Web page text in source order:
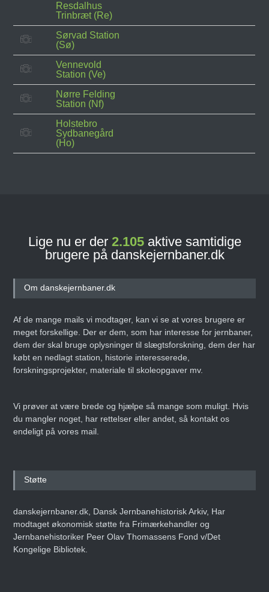
Resdalhus
Trinbræt (Re)
Sørvad Station
(Sø)
Vennevold
Station (Ve)
Nørre Felding
Station (Nf)
Holstebro
Sydbanegård
(Ho)
Lige nu er der 2.105aktive samtidige
brugere på danskejernbaner.dk
Om danskejernbaner.dk
Af de mange mails vi modtager, kan vi se at vores brugere er
meget forskellige. Der er dem, som har interesse for jernbaner,
dem der skal bruge oplysninger til slægtsforskning, dem der har
købt en nedlagt station, historie interesserede,
forskningsprojekter, materiale til skoleopgaver mv.
Vi prøver at være brede og hjælpe så mange som muligt. Hvis
du mangler noget, har rettelser eller andet, så kontakt os
endeligt på vores mail.
Støtte
danskejernbaner.dk, Dansk Jernbanehistorisk Arkiv, Har
modtaget økonomisk støtte fra Frimærkehandler og
Jernbanehistoriker Peer Olav Thomassens Fond v/Det
Kongelige Bibliotek.